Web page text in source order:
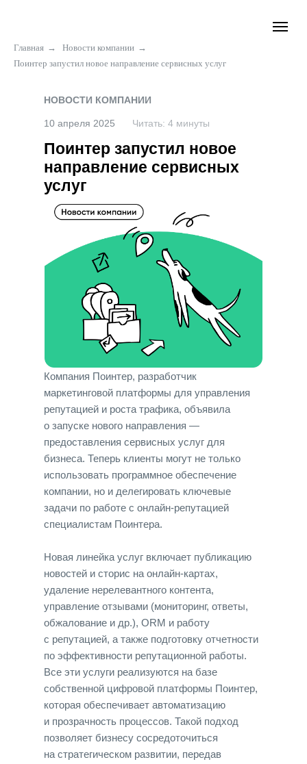
Главная → Новости компании →
Поинтер запустил новое направление сервисных услуг
Поинтер запустил новое
направление сервисных
услуг
Компания Поинтер, разработчик
маркетинговой платформы для управления
репутацией и роста трафика, объявила
о запуске нового направления —
предоставления сервисных услуг для
бизнеса. Теперь клиенты могут не только
использовать программное обеспечение
компании, но и делегировать ключевые
задачи по работе с онлайн-репутацией
специалистам Поинтера.
Новая линейка услуг включает публикацию
новостей и сторис на онлайн-картах,
удаление нерелевантного контента,
управление отзывами (мониторинг, ответы,
обжалование и др.), ORM и работу
с репутацией, а также подготовку отчетности
по эффективности репутационной работы.
Все эти услуги реализуются на базе
собственной цифровой платформы Поинтер,
которая обеспечивает автоматизацию
и прозрачность процессов. Такой подход
позволяет бизнесу сосредоточиться
на стратегическом развитии, передав
НОВОСТИ КОМПАНИИ
10 апреля 2025 Читать: 4 минуты